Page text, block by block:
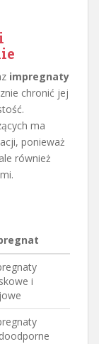
impregnaty
chronić jej
ma
ponieważ
również
i